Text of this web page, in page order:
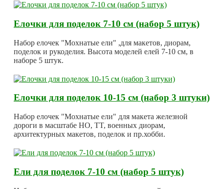
Елочки для поделок 7-10 см (набор 5 штук)
Набор елочек "Мохнатые ели" ,для макетов, диорам,
поделок и рукоделия. Высота моделей елей 7-10 см, в
наборе 5 штук.
Елочки для поделок 10-15 см (набор 3 штуки)
Набор елочек "Мохнатые ели" для макета железной
дороги в масштабе HO, TT, военных диорам,
архитектурных макетов, поделок и пр.хобби.
Ели для поделок 7-10 см (набор 5 штук)